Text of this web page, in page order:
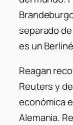
separado
es un
Reagan
Reuters y
económica
Alemania.